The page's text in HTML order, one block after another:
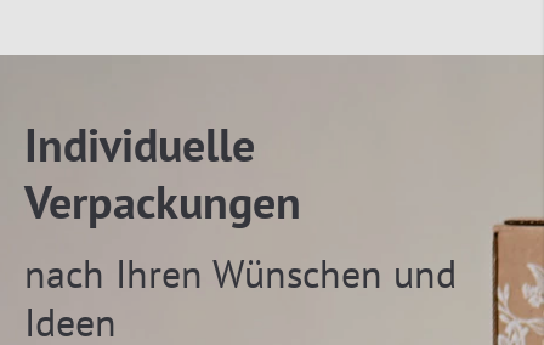
Individuelle
Verpackungen
nach Ihren Wünschen und
Ideen